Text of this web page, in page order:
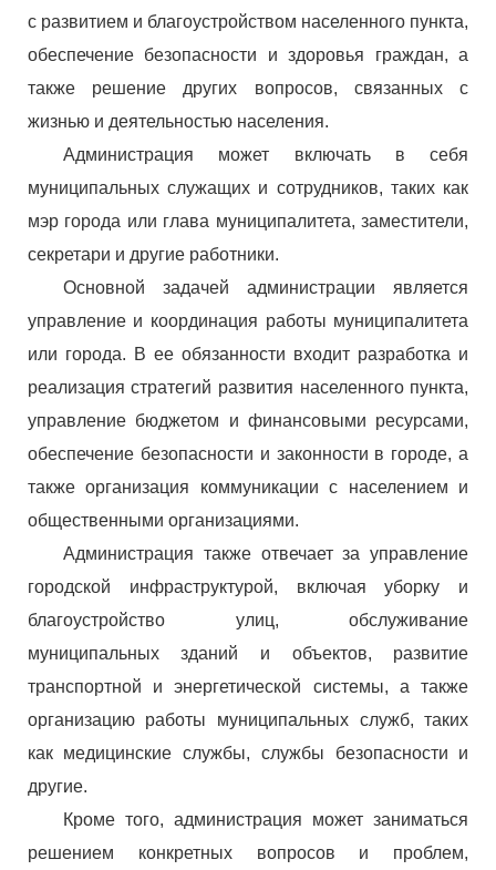
с развитием и благоустройством населенного пункта,
обеспечение безопасности и здоровья граждан, а
также решение других вопросов, связанных с
жизнью и деятельностью населения.
Администрация может включать в себя
муниципальных служащих и сотрудников, таких как
мэр города или глава муниципалитета, заместители,
секретари и другие работники.
Основной задачей администрации является
управление и координация работы муниципалитета
или города. В ее обязанности входит разработка и
реализация стратегий развития населенного пункта,
управление бюджетом и финансовыми ресурсами,
обеспечение безопасности и законности в городе, а
также организация коммуникации с населением и
общественными организациями.
Администрация также отвечает за управление
городской инфраструктурой, включая уборку и
благоустройство улиц, обслуживание
муниципальных зданий и объектов, развитие
транспортной и энергетической системы, а также
организацию работы муниципальных служб, таких
как медицинские службы, службы безопасности и
другие.
Кроме того, администрация может заниматься
решением конкретных вопросов и проблем,